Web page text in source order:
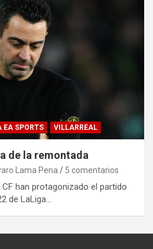
EA SPORTS VILLARREAL
de la remontada
Lama Pena 5 comentarios
han protagonizado el partido
de LaLiga…